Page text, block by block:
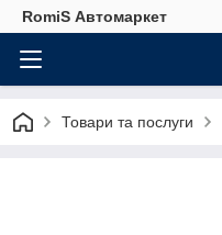
RomiS Автомаркет
Товари та послуги